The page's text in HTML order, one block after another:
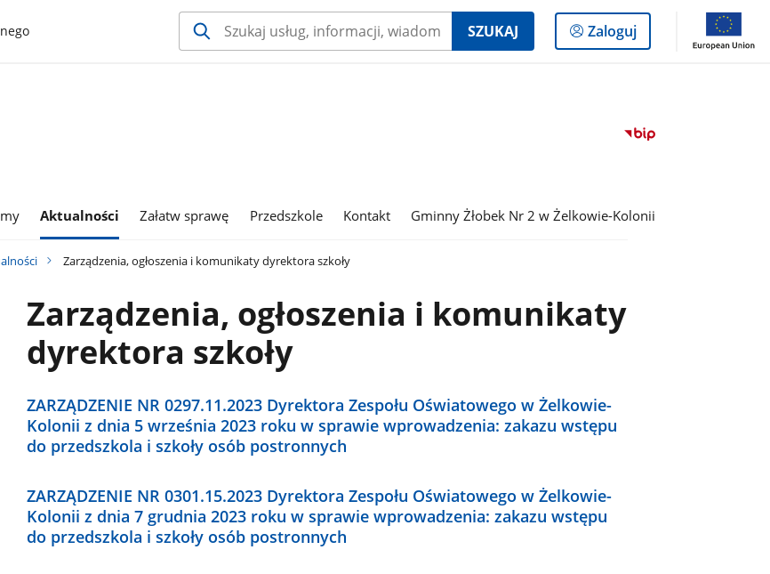
SZUKAJ
Logowanie
do
Zaloguj
Przejdź
Informacji
Żelkowie-
Aktualności Załatw sprawę Przedszkole Kontakt Gminny Żłobek Nr 2 w Żelkowie-Kolonii
Zarządzenia, ogłoszenia i komunikaty dyrektora szkoły
Zarządzenia, ogłoszenia i komunikaty
dyrektora szkoły
ZARZĄDZENIE NR 0297.11.2023 Dyrektora Zespołu Oświatowego w Żelkowie-
Kolonii z dnia 5 września 2023 roku w sprawie wprowadzenia: zakazu wstępu
do przedszkola i szkoły osób postronnych
ZARZĄDZENIE NR 0301.15.2023 Dyrektora Zespołu Oświatowego w Żelkowie-
Kolonii z dnia 7 grudnia 2023 roku w sprawie wprowadzenia: zakazu wstępu
do przedszkola i szkoły osób postronnych